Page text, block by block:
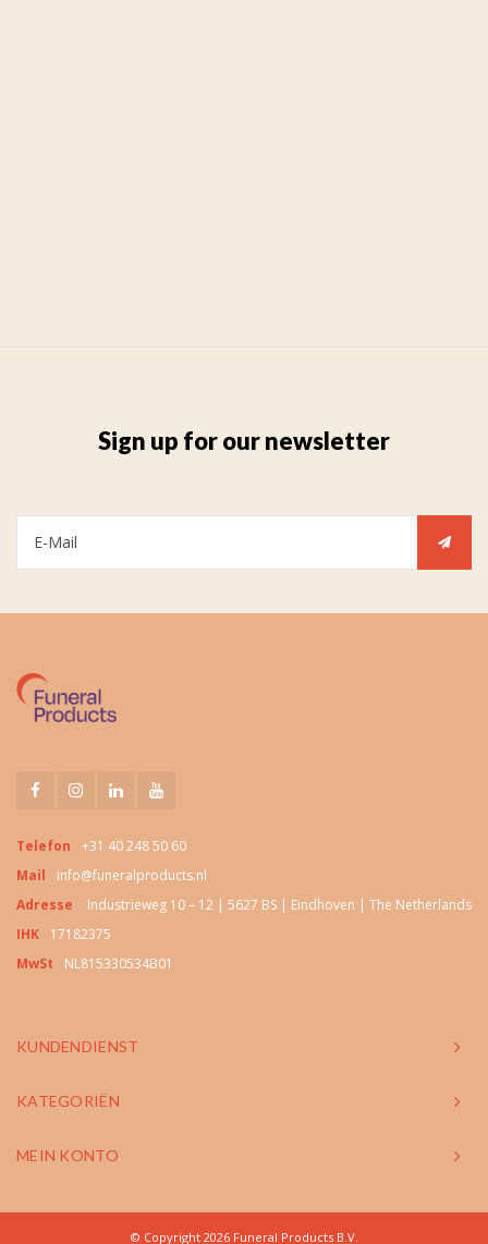
Sign up for our newsletter
Telefon
+31 40 248 50 60
Mail
info@funeralproducts.nl
Adresse
Industrieweg 10 – 12 | 5627 BS | Eindhoven | The Netherlands
IHK
17182375
MwSt
NL815330534B01
KUNDENDIENST
KATEGORIËN
MEIN KONTO
© Copyright 2026 Funeral Products B.V.